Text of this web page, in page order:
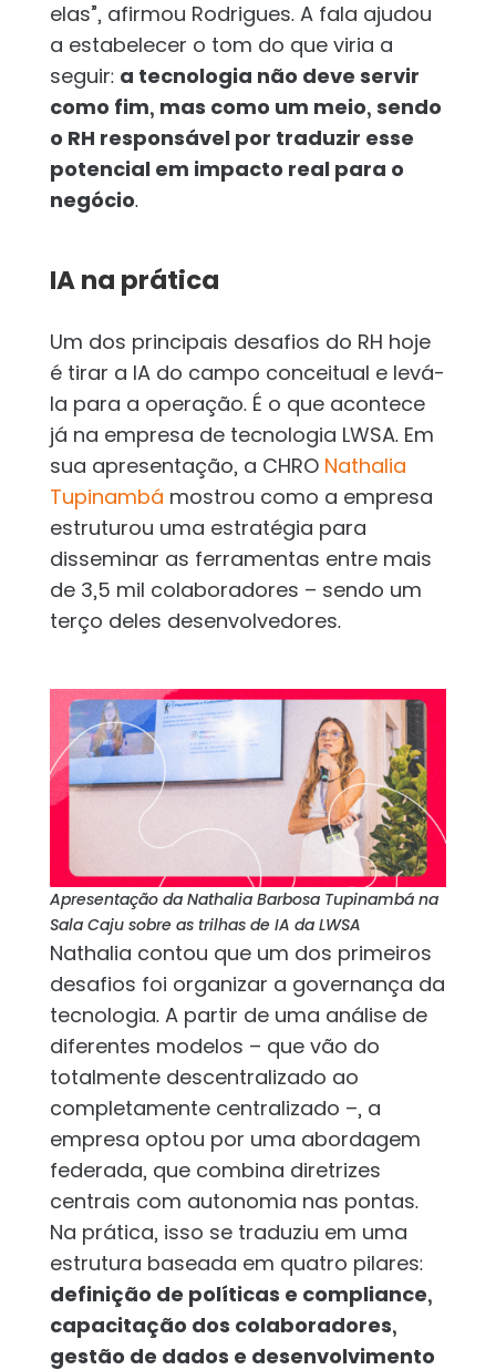
elas”, afirmou Rodrigues. A fala ajudou
a estabelecer o tom do que viria a
seguir: a tecnologia não deve servir
como fim, mas como um meio, sendo
o RH responsável por traduzir esse
potencial em impacto real para o
negócio.
IA na prática
Um dos principais desafios do RH hoje
é tirar a IA do campo conceitual e levá-
la para a operação. É o que acontece
já na empresa de tecnologia LWSA. Em
sua apresentação, a CHRO Nathalia
Tupinambá mostrou como a empresa
estruturou uma estratégia para
disseminar as ferramentas entre mais
de 3,5 mil colaboradores – sendo um
terço deles desenvolvedores.
Apresentação da Nathalia Barbosa Tupinambá na
Sala Caju sobre as trilhas de IA da LWSA
Nathalia contou que um dos primeiros
desafios foi organizar a governança da
tecnologia. A partir de uma análise de
diferentes modelos – que vão do
totalmente descentralizado ao
completamente centralizado –, a
empresa optou por uma abordagem
federada, que combina diretrizes
centrais com autonomia nas pontas.
Na prática, isso se traduziu em uma
estrutura baseada em quatro pilares:
definição de políticas e compliance,
capacitação dos colaboradores,
gestão de dados e desenvolvimento